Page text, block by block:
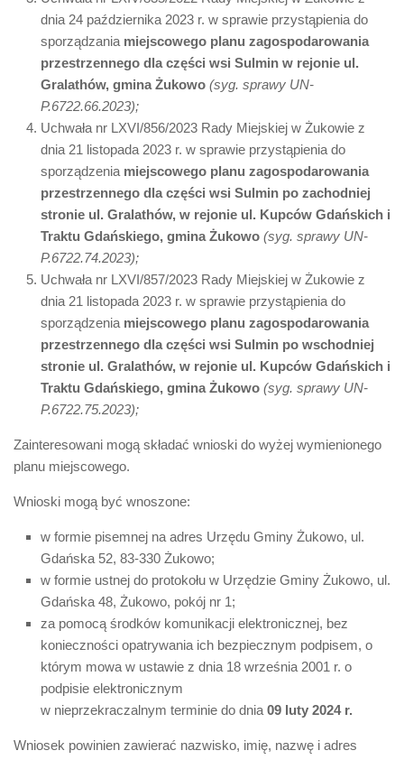
dnia 24 października 2023 r. w sprawie przystąpienia do
sporządzania miejscowego planu zagospodarowania
przestrzennego dla części wsi Sulmin w rejonie ul.
Gralathów, gmina Żukowo (syg. sprawy UN-
P.6722.66.2023);
Uchwała nr LXVI/856/2023 Rady Miejskiej w Żukowie z
dnia 21 listopada 2023 r. w sprawie przystąpienia do
sporządzenia miejscowego planu zagospodarowania
przestrzennego dla części wsi Sulmin po zachodniej
stronie ul. Gralathów, w rejonie ul. Kupców Gdańskich i
Traktu Gdańskiego, gmina Żukowo (syg. sprawy UN-
P.6722.74.2023);
Uchwała nr LXVI/857/2023 Rady Miejskiej w Żukowie z
dnia 21 listopada 2023 r. w sprawie przystąpienia do
sporządzenia miejscowego planu zagospodarowania
przestrzennego dla części wsi Sulmin po wschodniej
stronie ul. Gralathów, w rejonie ul. Kupców Gdańskich i
Traktu Gdańskiego, gmina Żukowo (syg. sprawy UN-
P.6722.75.2023);
Zainteresowani mogą składać wnioski do wyżej wymienionego
planu miejscowego.
Wnioski mogą być wnoszone:
w formie pisemnej na adres Urzędu Gminy Żukowo, ul.
Gdańska 52, 83-330 Żukowo;
w formie ustnej do protokołu w Urzędzie Gminy Żukowo, ul.
Gdańska 48, Żukowo, pokój nr 1;
za pomocą środków komunikacji elektronicznej, bez
konieczności opatrywania ich bezpiecznym podpisem, o
którym mowa w ustawie z dnia 18 września 2001 r. o
podpisie elektronicznym
w nieprzekraczalnym terminie do dnia 09 luty 2024 r.
Wniosek powinien zawierać nazwisko, imię, nazwę i adres